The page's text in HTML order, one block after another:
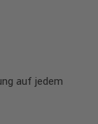
auf jedem